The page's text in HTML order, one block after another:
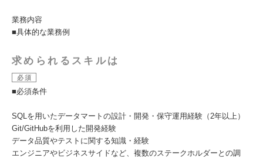
業務内容
■具体的な業務例
求められるスキルは
必須
■必須条件
SQLを用いたデータマートの設計・開発・保守運用経験（2年以上）
Git/GitHubを利用した開発経験
データ品質やテストに関する知識・経験
エンジニアやビジネスサイドなど、複数のステークホルダーとの調